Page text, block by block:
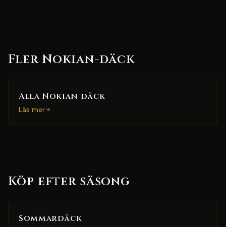
Fler Nokian-däck
Alla Nokian däck
Läs mer
Köp efter säsong
Sommardäck